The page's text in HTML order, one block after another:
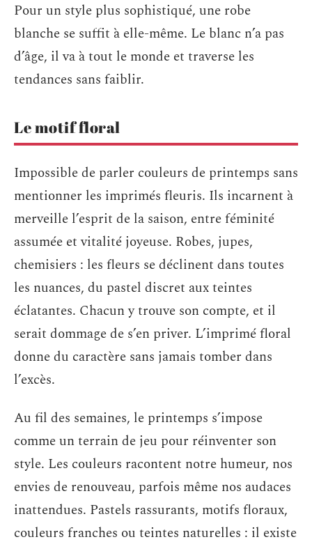
Pour un style plus sophistiqué, une robe
blanche se suffit à elle-même. Le blanc n’a pas
d’âge, il va à tout le monde et traverse les
tendances sans faiblir.
Le motif floral
Impossible de parler couleurs de printemps sans
mentionner les imprimés fleuris. Ils incarnent à
merveille l’esprit de la saison, entre féminité
assumée et vitalité joyeuse. Robes, jupes,
chemisiers : les fleurs se déclinent dans toutes
les nuances, du pastel discret aux teintes
éclatantes. Chacun y trouve son compte, et il
serait dommage de s’en priver. L’imprimé floral
donne du caractère sans jamais tomber dans
l’excès.
Au fil des semaines, le printemps s’impose
comme un terrain de jeu pour réinventer son
style. Les couleurs racontent notre humeur, nos
envies de renouveau, parfois même nos audaces
inattendues. Pastels rassurants, motifs floraux,
couleurs franches ou teintes naturelles : il existe